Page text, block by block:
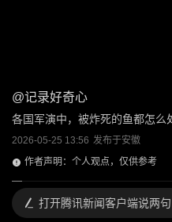
@记录好奇心
各国军演中，被炸死的鱼都怎么
2026-05-25 13:56 发布于安徽
作者声明：个人观点，仅供参考
打开腾讯新闻客户端说两句